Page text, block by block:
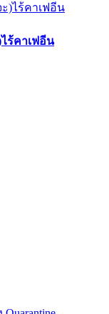
ร้คาเฟอีน